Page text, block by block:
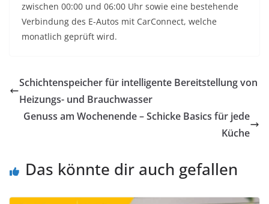
zwischen 00:00 und 06:00 Uhr sowie eine bestehende
Verbindung des E-Autos mit CarConnect, welche
monatlich geprüft wird.
Schichtenspeicher für intelligente Bereitstellung von
Heizungs- und Brauchwasser
Genuss am Wochenende – Schicke Basics für jede
Küche
Das könnte dir auch gefallen